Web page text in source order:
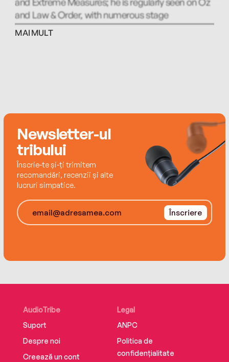
and Law & Order, with numerous stage
appearances on Broadway and nationally.
MAI MULT
Newsletter-ul
tribului
Înscrie-te și-ți trimitem
recomandări, recenzii și alte
lucruri simpatice.
Înscriere
AudioTribe
Suport
Despre noi
Creează un cont
Legal
ANPC
Politica de
confidențialitate